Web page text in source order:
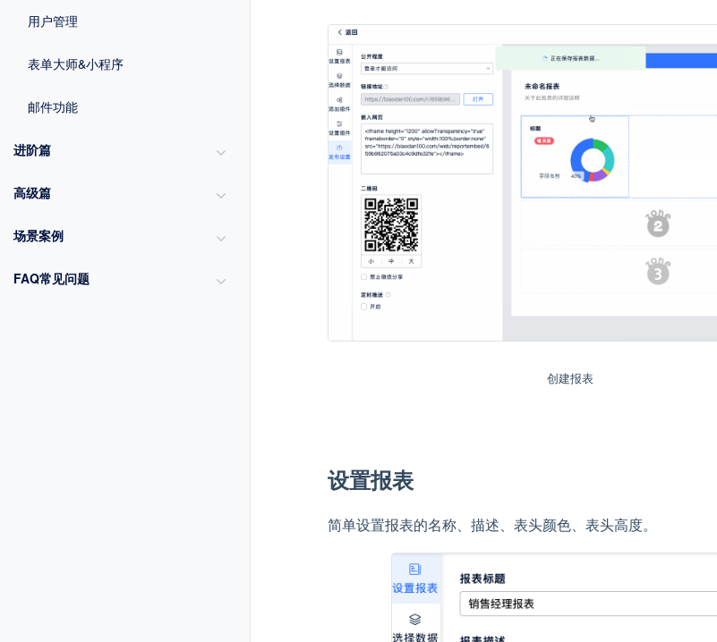
用户管理
表单大师&小程序
邮件功能
进阶篇
高级篇
场景案例
FAQ常见问题
创建报表
设置报表
简单设置报表的名称、描述、表头颜色、表头高度。